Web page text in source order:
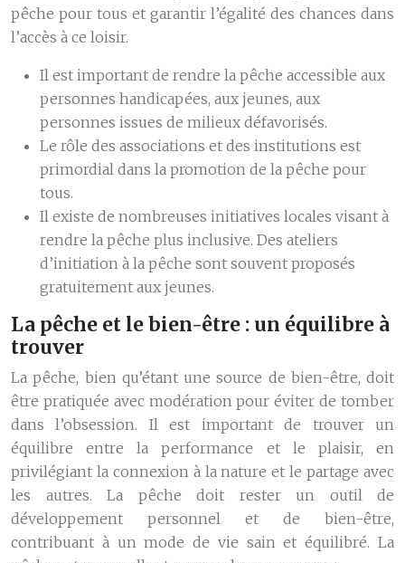
pêche pour tous et garantir l’égalité des chances dans
l’accès à ce loisir.
Il est important de rendre la pêche accessible aux
personnes handicapées, aux jeunes, aux
personnes issues de milieux défavorisés.
Le rôle des associations et des institutions est
primordial dans la promotion de la pêche pour
tous.
Il existe de nombreuses initiatives locales visant à
rendre la pêche plus inclusive. Des ateliers
d’initiation à la pêche sont souvent proposés
gratuitement aux jeunes.
La pêche et le bien-être : un équilibre à
trouver
La pêche, bien qu’étant une source de bien-être, doit
être pratiquée avec modération pour éviter de tomber
dans l’obsession. Il est important de trouver un
équilibre entre la performance et le plaisir, en
privilégiant la connexion à la nature et le partage avec
les autres. La pêche doit rester un outil de
développement personnel et de bien-être,
contribuant à un mode de vie sain et équilibré. La